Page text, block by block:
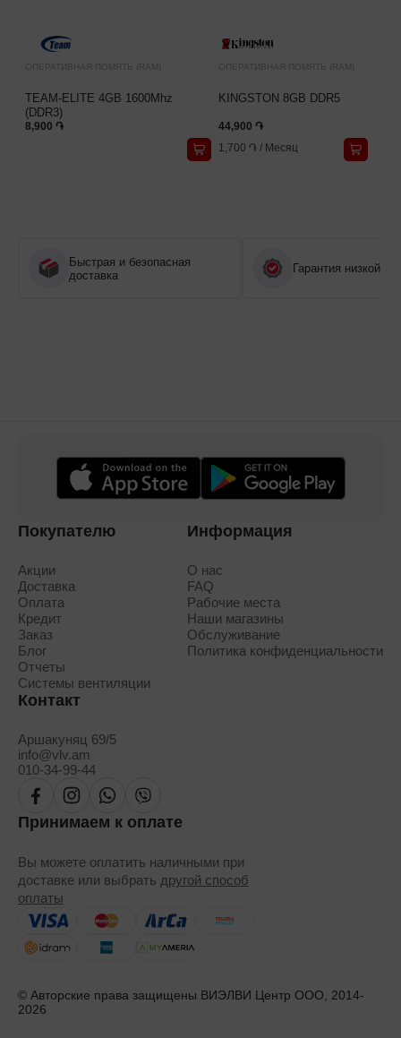
ОПЕРАТИВНАЯ ПОМЯТЬ (RAM)
TEAM-ELITE 4GB 1600Mhz
(DDR3)
8,900 ֏
ОПЕРАТИВНАЯ ПОМЯТЬ (RAM)
KINGSTON 8GB DDR5
44,900 ֏
1,700 ֏ / Месяц
Быстрая и безопасная
доставка
Гарантия низкой
Покупателю
Акции
Доставка
Оплата
Кредит
Заказ
Блог
Отчеты
Системы вентиляции
Информация
О нас
FAQ
Рабочие места
Наши магазины
Обслуживание
Политика конфиденциальности
Контакт
Аршакуняц 69/5
info@vlv.am
010-34-99-44
Принимаем к оплате
Вы можете оплатить наличными при
доставке или выбрать другой способ
оплаты
© Авторские права защищены ВИЭЛВИ Центр ООО, 2014-
2026